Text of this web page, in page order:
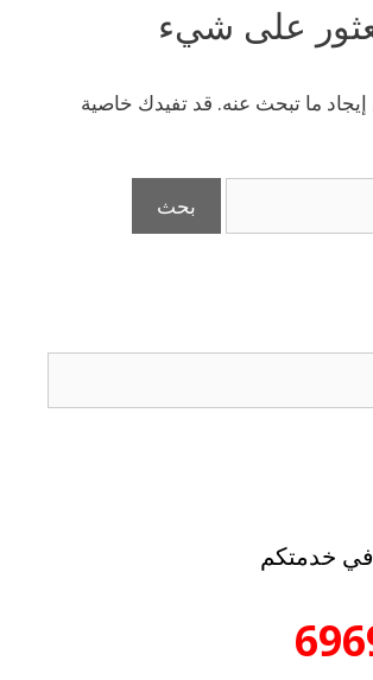
على شيء
إيجاد ما تبحث عنه. قد تفيدك خاصية
خدمتكم